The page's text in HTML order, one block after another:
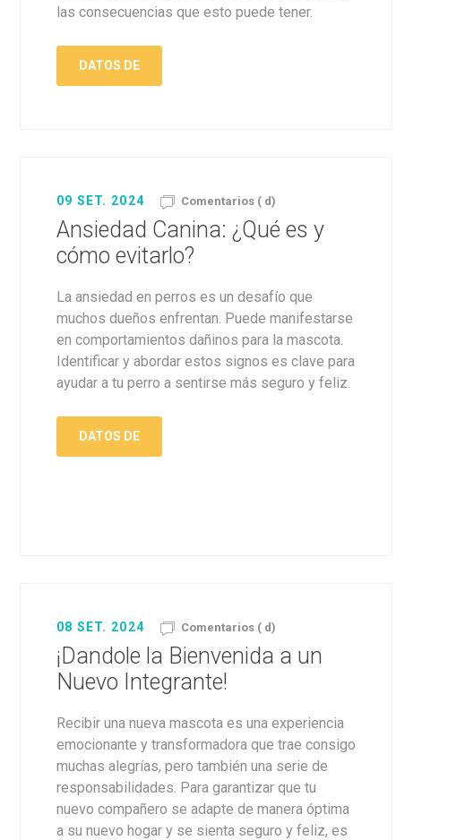
las consecuencias que esto puede tener.
DATOS DE
09 SET. 2024 Comentarios ( d)
Ansiedad Canina: ¿Qué es y
cómo evitarlo?
La ansiedad en perros es un desafío que
muchos dueños enfrentan. Puede manifestarse
en comportamientos dañinos para la mascota.
Identificar y abordar estos signos es clave para
ayudar a tu perro a sentirse más seguro y feliz.
DATOS DE
08 SET. 2024 Comentarios ( d)
¡Dandole la Bienvenida a un
Nuevo Integrante!
Recibir una nueva mascota es una experiencia
emocionante y transformadora que trae consigo
muchas alegrías, pero también una serie de
responsabilidades. Para garantizar que tu
nuevo compañero se adapte de manera óptima
a su nuevo hogar y se sienta seguro y feliz, es